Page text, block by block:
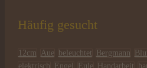
Häufig gesucht
12cm Aue beleuchtet Bergmann
elektrisch
Engel Eule Handarbeit